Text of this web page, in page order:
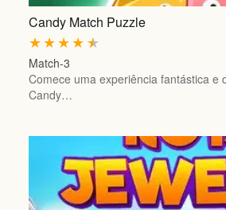
Candy Match Puzzle
★
★
★
★
★
Match-3
Comece uma experiência fantástica e
Candy…